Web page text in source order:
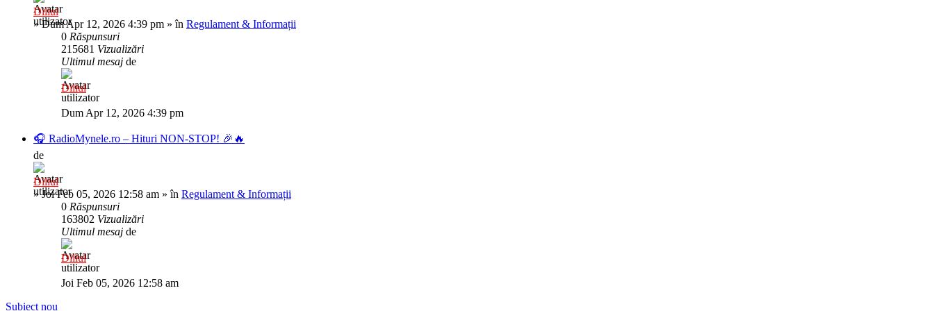
Diliul
»Dum Apr 12, 2026 4:39 pm » în Regulament & Informații
0 Răspunsuri
215681 Vizualizări
Ultimul mesaj de
Diliul
Dum Apr 12, 2026 4:39 pm
🎧 RadioMynele.ro – Hituri NON-STOP! 🎉🔥
de
Diliul
»Joi Feb 05, 2026 12:58 am » în Regulament & Informații
0 Răspunsuri
163802 Vizualizări
Ultimul mesaj de
Diliul
Joi Feb 05, 2026 12:58 am
Subiect nou